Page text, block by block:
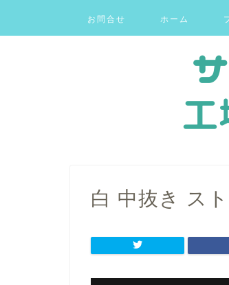
お問合せ ホーム
白 中抜き ス